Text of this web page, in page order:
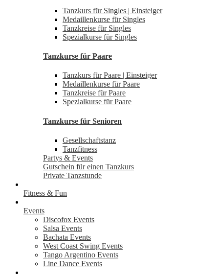
Tanzkurs für Singles | Einsteiger
Medaillenkurse für Singles
Tanzkreise für Singles
Spezialkurse für Singles
Tanzkurse für Paare
Tanzkurs für Paare | Einsteiger
Medaillenkurse für Paare
Tanzkreise für Paare
Spezialkurse für Paare
Tanzkurse für Senioren
Gesellschaftstanz
Tanzfitness
Partys & Events
Gutschein für einen Tanzkurs
Private Tanzstunde
Fitness & Fun
Events
Discofox Events
Salsa Events
Bachata Events
West Coast Swing Events
Tango Argentino Events
Line Dance Events